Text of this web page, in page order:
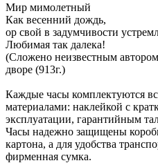
Мир мимолетный
Как весенний дождь,
ор свой в задумчивости
Любимая так далека!
(Сложено неизвестным
дворе (913г.)
Каждые часы комплектуются
материалами: наклейкой с
эксплуатации, гарантийным
Часы надежно защищены
картона, а для удобства
фирменная сумка.